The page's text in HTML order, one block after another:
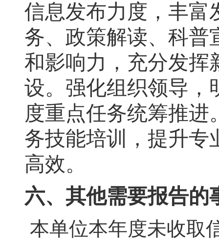
信息发布力度，丰富
务、政策解读、科普
和影响力 ， 充分发挥
设。 强化组织领导，
度重点任务统筹推
务技能培训
， 提升专
高效。
六、其他需要报告的
本单位本年度未收取